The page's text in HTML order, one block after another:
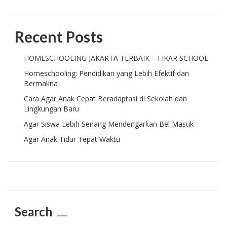
Recent Posts
HOMESCHOOLING JAKARTA TERBAIK – FIKAR SCHOOL
Homeschooling: Pendidikan yang Lebih Efektif dan
Bermakna
Cara Agar Anak Cepat Beradaptasi di Sekolah dan
Lingkungan Baru
Agar Siswa Lebih Senang Mendengarkan Bel Masuk
Agar Anak Tidur Tepat Waktu
Search